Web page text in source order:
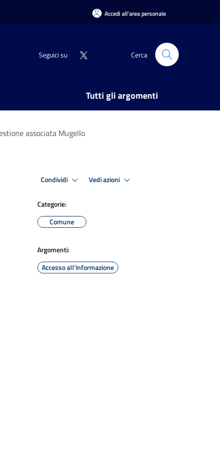
Accedi all'area personale
Seguici su Cerca
Tutti gli argomenti
associata Mugello
Condividi Vedi azioni
Categorie:
Comune
Argomenti:
Accesso all'informazione